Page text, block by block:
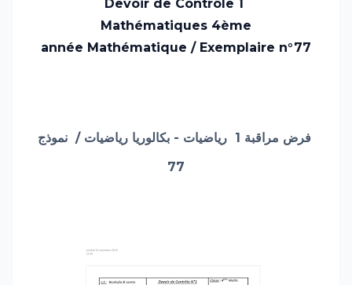
Devoir de Contrôle 1
Mathématiques 4ème
année Mathématique / Exemplaire n°77
فرض مراقبة 1 رياضيات - بكالوريا رياضيات / نموذج
77